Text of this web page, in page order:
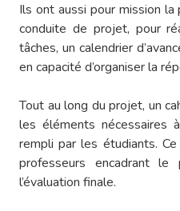
Ils ont aussi pour mission la
conduite de projet, pour
tâches, un calendrier
en capacité d’organiser la
Tout au long du projet, un
les éléments nécessaires
rempli par les étudiants.
professeurs encadrant
l’évaluation finale.